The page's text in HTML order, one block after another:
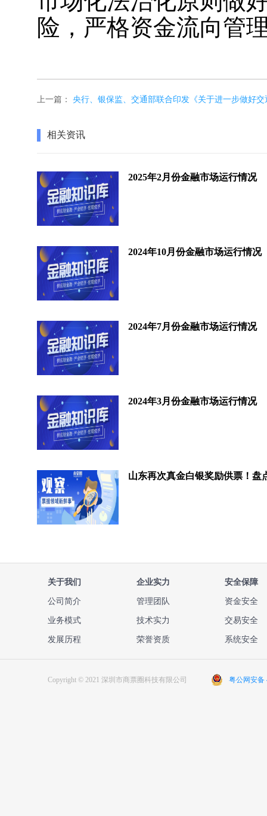
险，严格资金流向管
上一篇： 央行、银保监、交通部联合印发《关于进一步做好
相关资讯
2025年2月份金融市场运行情况
2024年10月份金融市场运行情况
2024年7月份金融市场运行情况
2024年3月份金融市场运行情况
关于我们
公司简介
业务模式
发展历程
企业实力
管理团队
技术实力
荣誉资质
安全保障
资金安全
交易安全
系统安全
Copyright © 2021 深圳市商票圈科技有限公司 粤公网安备